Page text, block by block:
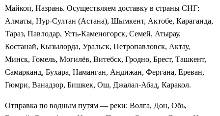
Майкоп, Назрань. Осуществляем доставку в страны СНГ:
Алматы, Нур-Султан (Астана), Шымкент, Актобе, Караганда,
Тараз, Павлодар, Усть-Каменогорск, Семей, Атырау,
Костанай, Кызылорда, Уральск, Петропавловск, Актау,
Минск, Гомель, Могилёв, Витебск, Гродно, Брест, Ташкент,
Самарканд, Бухара, Наманган, Андижан, Фергана, Ереван,
Гюмри, Ванадзор, Бишкек, Ош, Джалал-Абад, Каракол.
Отправка по водным путям — реки: Волга, Дон, Обь,